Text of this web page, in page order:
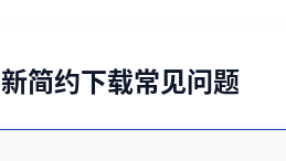
简约下载常见问题